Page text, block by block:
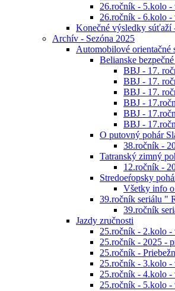
26.ročník - 5.kolo -
26.ročník - 6.kolo -
Konečné výsledky súťaží
Archív - Sezóna 2025
Automobilové orientačné
Belianske
BBJ - 17.
BBJ - 17.
BBJ - 17.
BBJ -
BBJ -
BBJ -
O putovný pohár
38.ročník -
Tatranský zimný
12.ročník -
Stredoeŕopsky
Všetky info
39.ročník seriálu "
39.ročník
Jazdy zručnosti
25.ročník - 2.kolo -
25.ročník - 2025 -
25.ročník -
25.ročník - 3.kolo -
25.ročník - 4.kolo -
25.ročník - 5.kolo -